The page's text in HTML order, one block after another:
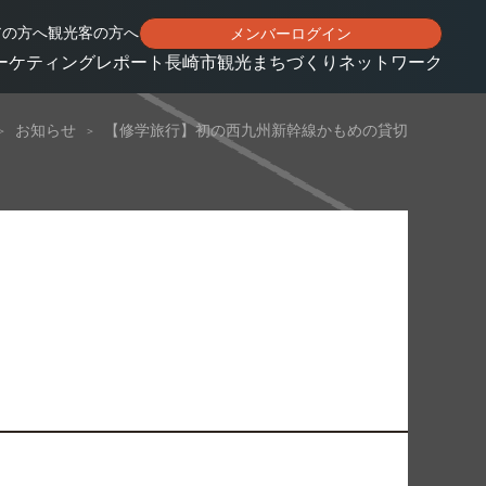
方へ観光客の方へ メンバーログイン
ケティングレポート 長崎市観光まちづくりネットワーク
お知らせ 【修学旅行】初の西九州新幹線かもめの貸切